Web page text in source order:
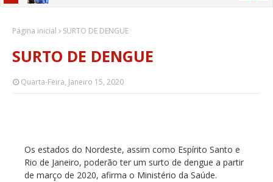
SALVADOR
Página inicial SURTO DE DENGUE
SURTO DE DENGUE
Quarta-Feira, Janeiro 15, 2020
Os estados do Nordeste, assim como Espírito Santo e
Rio de Janeiro, poderão ter um surto de dengue a partir
de março de 2020, afirma o Ministério da Saúde.